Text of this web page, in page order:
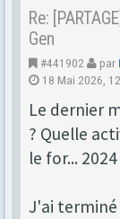
Re:
Gen
#441902 par
18 Mai 2026,
Le dernier
? Quelle
le for... 2024
J'ai terminé